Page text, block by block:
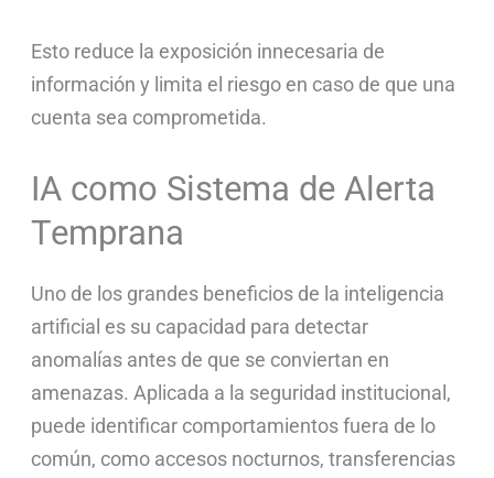
Esto reduce la exposición innecesaria de
información y limita el riesgo en caso de que una
cuenta sea comprometida.
IA como Sistema de Alerta
Temprana
Uno de los grandes beneficios de la inteligencia
artificial es su capacidad para detectar
anomalías antes de que se conviertan en
amenazas. Aplicada a la seguridad institucional,
puede identificar comportamientos fuera de lo
común, como accesos nocturnos, transferencias